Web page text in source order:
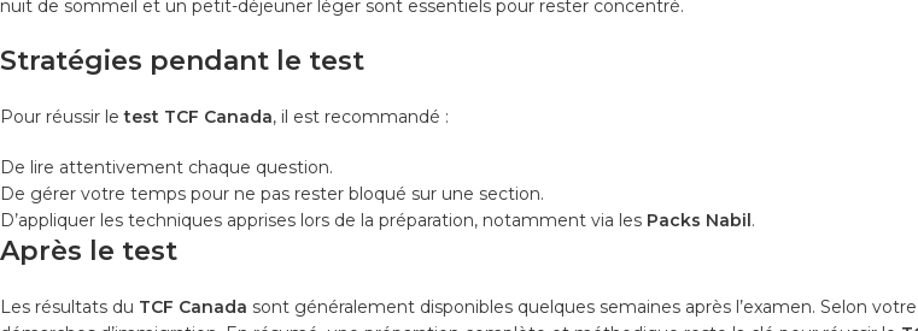
nuit de sommeil et un petit-déjeuner léger sont essentiels pour rester concentré.
Stratégies pendant le test
Pour réussir letest TCF Canada, il est recommandé :
De lire attentivement chaque question.
De gérer votre temps pour ne pas rester bloqué sur une section.
D’appliquer les techniques apprises lors de la préparation, notamment via les Packs Nabil .
Après le test
Les résultats du TCF Canada sont généralement disponibles quelques semaines après l’examen. Selon